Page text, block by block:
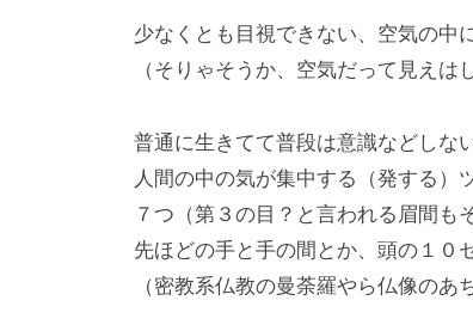
少なくとも目視できない、空気の中
（そりゃそうか、空気だって見えは
普通に生きてて普段は意識などしな
人間の中の気が集中する（発する）
７つ（第３の目？と言われる眉間も
先ほどの手と手の間とか、頭の１０
（密教系仏教の曼荼羅やら仏像のあ